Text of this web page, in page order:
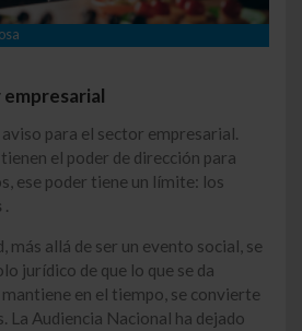
para el sector empresarial.
el poder de dirección para
ese poder tiene un límite: los
.
más allá de ser un evento social, se
jurídico de que lo que se da
en el tiempo, se convierte
La Audiencia Nacional ha dejado